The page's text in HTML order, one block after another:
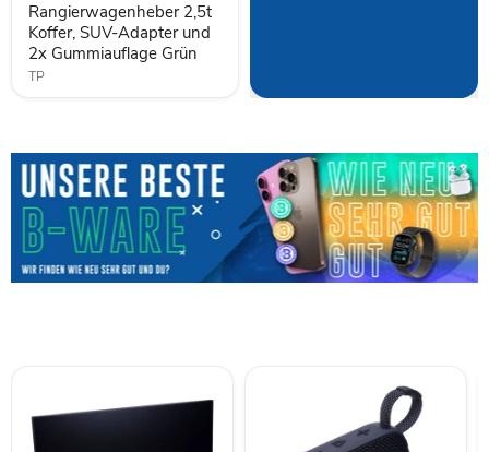
2x
Gummiauflage
Grün
Rangierwagenheber 2,5t
Koffer, SUV-Adapter und
2x Gummiauflage Grün
TP